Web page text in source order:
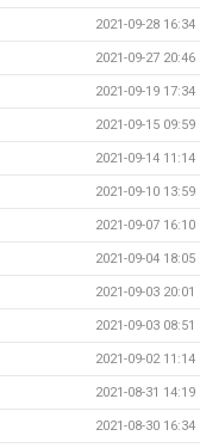
2021-09-28 16:34
2021-09-27 20:46
2021-09-19 17:34
2021-09-15 09:59
2021-09-14 11:14
2021-09-10 13:59
2021-09-07 16:10
2021-09-04 18:05
2021-09-03 20:01
2021-09-03 08:51
2021-09-02 11:14
2021-08-31 14:19
2021-08-30 16:34